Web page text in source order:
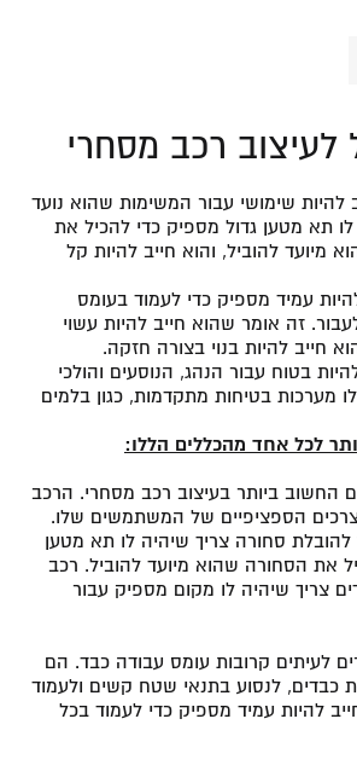
לעיצוב רכב מסחרי
להיות שימושי עבור המשימות שהוא נועד
תא מטען גדול מספיק כדי להכיל את
מיועד להוביל, והוא חייב להיות קל
עמיד מספיק כדי לעמוד בעומס
זה אומר שהוא חייב להיות עשוי
חייב להיות בנוי בצורה חזקה.
בטוח עבור הנהג, הנוסעים והולכי
מערכות בטיחות מתקדמות, כגון בלמים
לכל אחד מהכללים הללו:
החשוב ביותר בעיצוב רכב מסחרי. הרכב
הספציפיים של המשתמשים שלו.
סחורה צריך שיהיה לו תא מטען
את הסחורה שהוא מיועד להוביל. רכב
צריך שיהיה לו מקום מספיק עבור
לעיתים קרובות עומס עבודה כבד. הם
כבדים, לנסוע בתנאי שטח קשים ולעמוד
להיות עמיד מספיק כדי לעמוד בכל